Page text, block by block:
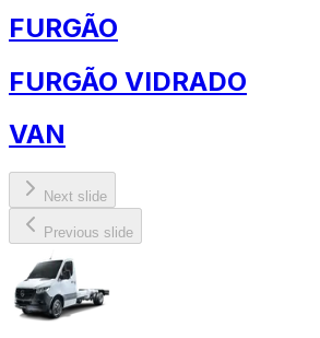
FURGÃO
FURGÃO VIDRADO
VAN
Next slide
Previous slide